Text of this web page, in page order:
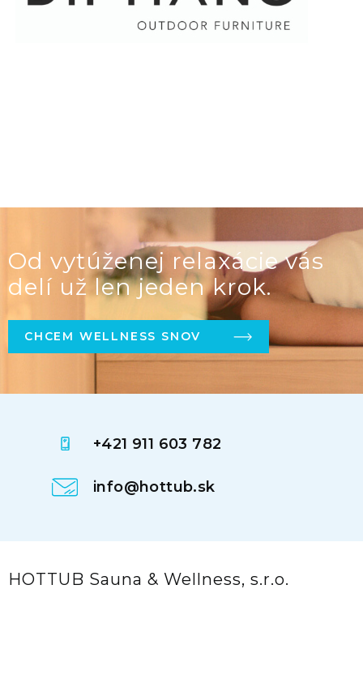
Od vytúženej relaxácie vás
delí už len jeden krok.
CHCEM WELLNESS SNOV
+421 911 603 782
info@hottub.sk
HOTTUB Sauna & Wellness, s.r.o.